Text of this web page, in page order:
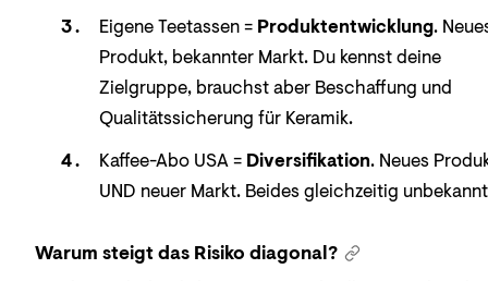
Eigene Teetassen = Produktentwicklung.
Produkt, bekannter Markt. Du kennst deine
Zielgruppe, brauchst aber Beschaffung und
Qualitätssicherung für Keramik.
Kaffee-Abo USA = Diversifikation. Neues
UND neuer Markt. Beides gleichzeitig
Warum steigt das Risiko diagonal?